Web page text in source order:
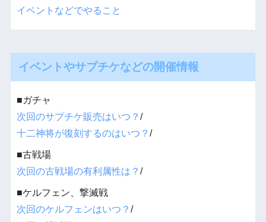
イベントなどでやること
イベントやサプチケなどの開催情報
■ガチャ
次回のサプチケ販売はいつ？ /
十二神将が復刻するのはいつ？ /
■古戦場
次回の古戦場の有利属性は？ /
■ケルフェン、撃滅戦
次回のケルフェンはいつ？ /